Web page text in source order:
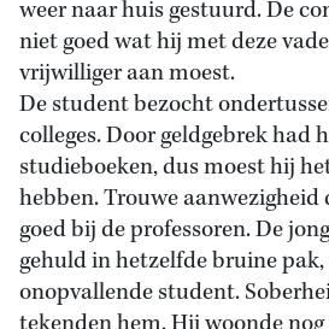
weer naar huis gestuurd. De
niet goed wat hij met deze
vrijwilliger aan moest.
De student bezocht
colleges. Door geldgebrek had
studieboeken, dus moest hij
hebben. Trouwe aanwezigheid
goed bij de professoren. De
gehuld in hetzelfde bruine pak,
onopvallende student.